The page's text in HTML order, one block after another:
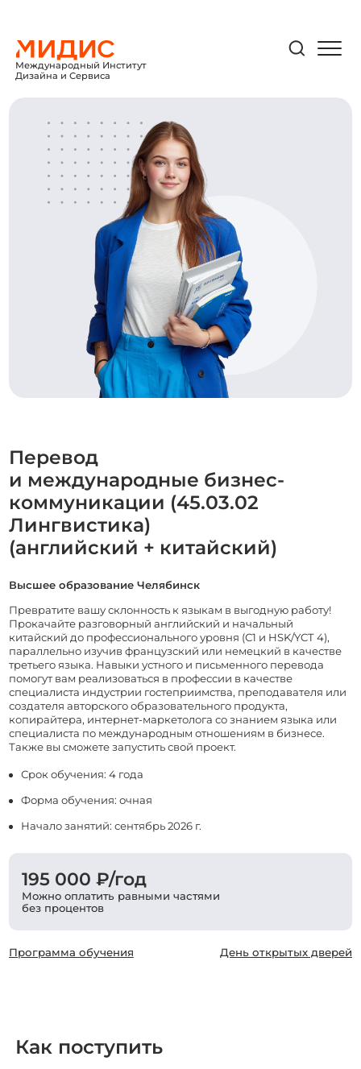
Международный Институт
Дизайна и Сервиса
Перевод
и международные бизнес-
коммуникации (45.03.02
Лингвистика)
(английский + китайский)
Высшее образование Челябинск
Превратите вашу склонность к языкам в выгодную работу!
Прокачайте разговорный английский и начальный
китайский до профессионального уровня (С1 и HSK/YCT 4),
параллельно изучив французский или немецкий в качестве
третьего языка. Навыки устного и письменного перевода
помогут вам реализоваться в профессии в качестве
специалиста индустрии гостеприимства, преподавателя или
создателя авторского образовательного продукта,
копирайтера, интернет-маркетолога со знанием языка или
специалиста по международным отношениям в бизнесе.
Также вы сможете запустить свой проект.
Срок обучения: 4 года
Форма обучения: очная
Начало занятий: сентябрь 2026 г.
195 000 ₽/год
Можно оплатить равными частями
без процентов
Программа обучения День открытых дверей
Как поступить